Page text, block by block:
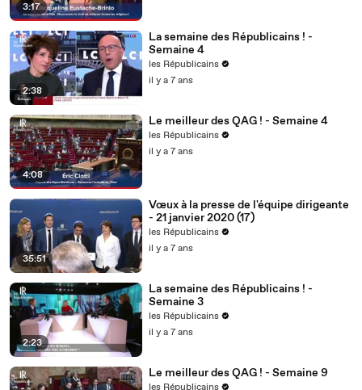
3:17
2:38
La semaine des Républicains ! -
Semaine 4
les Républicains
il y a 7 ans
4:08
Le meilleur des QAG ! - Semaine 4
les Républicains
il y a 7 ans
35:51
Vœux à la presse de l'équipe dirigeante
- 21 janvier 2020 (17)
les Républicains
il y a 7 ans
2:23
La semaine des Républicains ! -
Semaine 3
les Républicains
il y a 7 ans
Le meilleur des QAG ! - Semaine 9